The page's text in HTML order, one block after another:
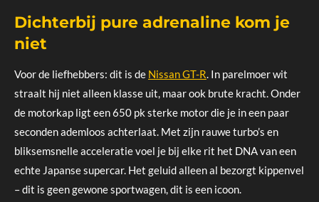
Dichterbij pure adrenaline kom je
niet
Voor de liefhebbers: dit is de Nissan GT-R. In parelmoer wit
straalt hij niet alleen klasse uit, maar ook brute kracht. Onder
de motorkap ligt een 650 pk sterke motor die je in een paar
seconden ademloos achterlaat. Met zijn rauwe turbo’s en
bliksemsnelle acceleratie voel je bij elke rit het DNA van een
echte Japanse supercar. Het geluid alleen al bezorgt kippenvel
– dit is geen gewone sportwagen, dit is een icoon.